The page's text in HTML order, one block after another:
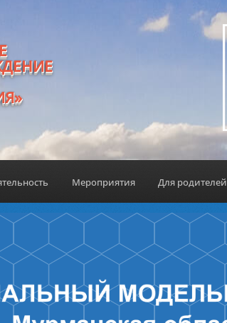
Мероприятия Для родителей